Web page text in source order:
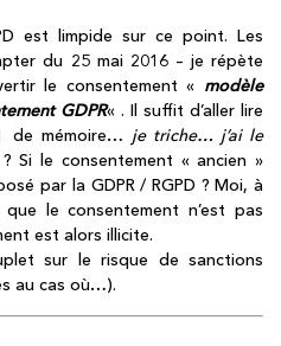
est limpide sur ce point. Les
du 25 mai 2016 – je répète
le consentement « modèle
GDPR« . Il suffit d’aller lire
de mémoire… je triche… j’ai le
Si le consentement « ancien »
par la GDPR / RGPD ? Moi, à
le consentement n’est pas
est alors illicite.
sur le risque de sanctions
au cas où…).